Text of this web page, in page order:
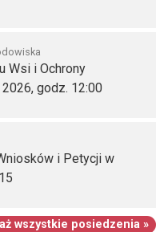
Wsi i Ochrony
godz. 12:00
i Petycji w
wszystkie posiedzenia »